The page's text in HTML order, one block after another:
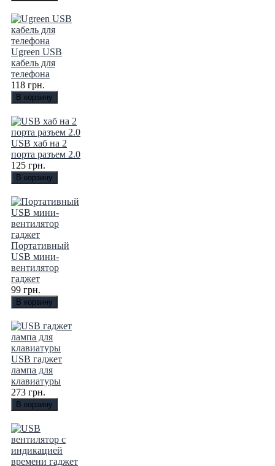
Ugreen USB
кабель для
телефона
118 грн.
USB хаб на 2
порта разъем 2.0
125 грн.
Портативный
USB мини-
вентилятор
гаджет
99 грн.
USB гаджет
лампа для
клавиатуры
273 грн.